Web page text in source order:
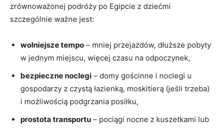
zrównoważonej podróży po Egipcie z dziećmi
szczególnie ważne jest:
wolniejsze tempo – mniej przejazdów, dłuższe pobyty
w jednym miejscu, więcej czasu na odpoczynek,
bezpieczne noclegi – domy gościnne i noclegi u
gospodarzy z czystą łazienką, moskitierą (jeśli trzeba)
i możliwością podgrzania posiłku,
prostota transportu – pociągi nocne z kuszetkami lub